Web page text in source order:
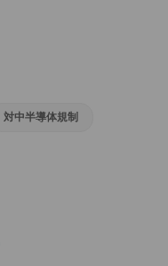
対中半導体規制